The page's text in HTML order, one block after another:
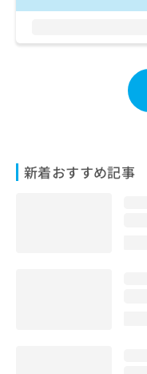
新着おすすめ記事
お
い